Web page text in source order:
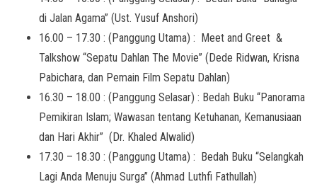
di Jalan Agama” (Ust. Yusuf Anshori)
16.00 – 17.30 : (Panggung Utama) : Meet and Greet &
Talkshow “Sepatu Dahlan The Movie” (Dede Ridwan, Krisna
Pabichara, dan Pemain Film Sepatu Dahlan)
16.30 – 18.00 : (Panggung Selasar) : Bedah Buku “Panorama
Pemikiran Islam; Wawasan tentang Ketuhanan, Kemanusiaan
dan Hari Akhir” (Dr. Khaled Alwalid)
17.30 – 18.30 : (Panggung Utama) : Bedah Buku “Selangkah
Lagi Anda Menuju Surga” (Ahmad Luthfi Fathullah)